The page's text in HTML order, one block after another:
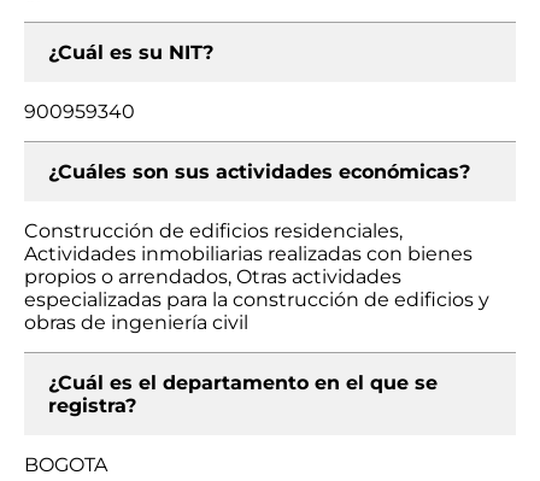
¿Cuál es su NIT?
900959340
¿Cuáles son sus actividades económicas?
Construcción de edificios residenciales,
Actividades inmobiliarias realizadas con bienes
propios o arrendados, Otras actividades
especializadas para la construcción de edificios y
obras de ingeniería civil
¿Cuál es el departamento en el que se
registra?
BOGOTA